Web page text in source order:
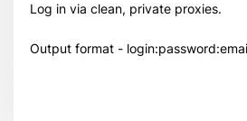
Log in via clean, private proxies.
Output format -
Сумма к оплате (без скидок)